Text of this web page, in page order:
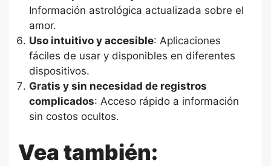
Información astrológica actualizada sobre el
amor.
Uso intuitivo y accesible: Aplicaciones
fáciles de usar y disponibles en diferentes
dispositivos.
Gratis y sin necesidad de registros
complicados: Acceso rápido a información
sin costos ocultos.
Vea también: